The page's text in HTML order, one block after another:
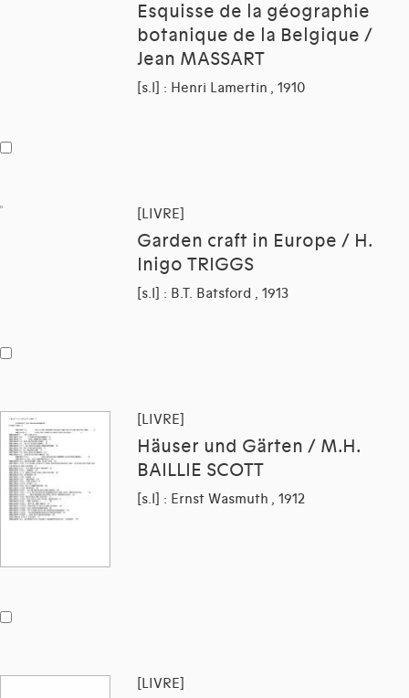
Esquisse de la géographie
botanique de la Belgique /
Jean MASSART
[s.l] : Henri Lamertin , 1910
[LIVRE]
Garden craft in Europe / H.
Inigo TRIGGS
[s.l] : B.T. Batsford , 1913
[LIVRE]
Häuser und Gärten / M.H.
BAILLIE SCOTT
[s.l] : Ernst Wasmuth , 1912
[LIVRE]